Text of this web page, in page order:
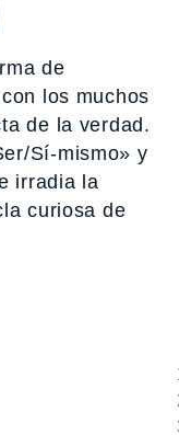
de
los muchos
de la verdad.
Sí-mismo» y
irradia la
curiosa de